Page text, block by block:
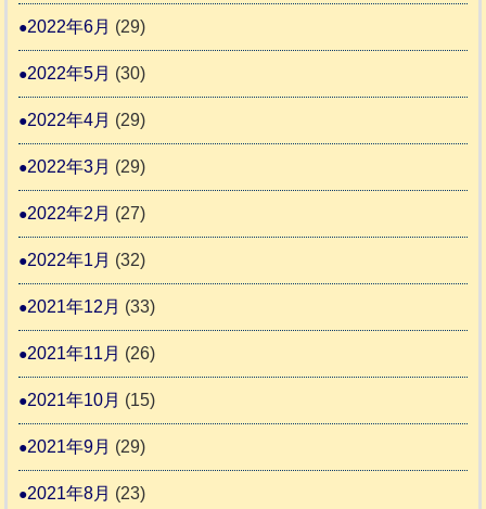
2022年6月 (29)
2022年5月 (30)
2022年4月 (29)
2022年3月 (29)
2022年2月 (27)
2022年1月 (32)
2021年12月 (33)
2021年11月 (26)
2021年10月 (15)
2021年9月 (29)
2021年8月 (23)